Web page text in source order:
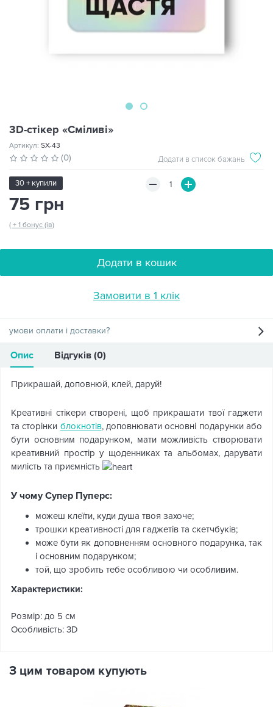
3D-стікер «Сміливі»
Артикул: SX-43
(0) Додати в список бажань
30 + купили
75 грн
( + 1 бонус (ів)
Додати в кошик
Замовити в 1 клік
умови оплати і доставки?
Опис Відгуків (0)
Прикрашай, доповнюй, клей, даруй!
Креативні стікери створені, щоб прикрашати твої гаджети
та сторінки блокнотів, доповнювати основні подарунки або
бути основним подарунком, мати можливість створювати
креативний простір у щоденниках та альбомах, дарувати
милість та приємність
У чому Супер Пуперс:
можеш клеїти, куди душа твоя захоче;
трошки креативності для гаджетів та скетчбуків;
може бути як доповненням основного подарунка, так
і основним подарунком;
той, що зробить тебе особливою чи особливим.
Характеристики:
Розмір: до 5 см
Особливість: 3D
З цим товаром купують